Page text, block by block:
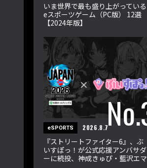
いま世界で最も盛り上がっている
eスポーツゲーム（PC版） 12選
【2024年版】
eSPORTS 2026.8.7
『ストリートファイター6』、ぶ
いすぽっ！が公式応援アンバサダ
ーに続投、神成きゅぴ・藍沢エマ